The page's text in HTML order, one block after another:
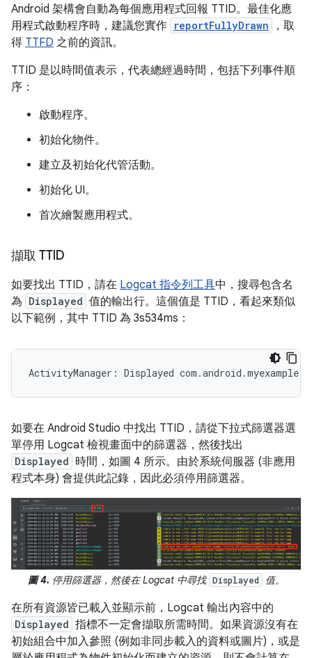
Android 架構會自動為每個應用程式回報 TTID。最佳化應
用程式啟動程序時，建議您實作 reportFullyDrawn
，取
得 TTFD 之前的資訊。
TTID 是以時間值表示，代表總經過時間，包括下列事件順
序：
啟動程序。
初始化物件。
建立及初始化代管活動。
初始化 UI。
首次繪製應用程式。
擷取 TTID
如要找出 TTID，請在 Logcat 指令列工具中，搜尋包含名
為 Displayed 值的輸出行。這個值是 TTID，看起來類似
以下範例，其中 TTID 為 3s534ms：
如要在 Android Studio 中找出 TTID，請從下拉式篩選器選
單停用 Logcat 檢視畫面中的篩選器，然後找出
Displayed 時間，如圖 4 所示。由於系統伺服器 (非應用
程式本身) 會提供此記錄，因此必須停用篩選器。
圖 4. 停用篩選器，然後在 Logcat 中尋找 Displayed 值。
在所有資源皆已載入並顯示前，Logcat 輸出內容中的
Displayed 指標不一定會擷取所需時間。如果資源沒有在
初始組合中加入參照 (例如非同步載入的資料或圖片)，或是